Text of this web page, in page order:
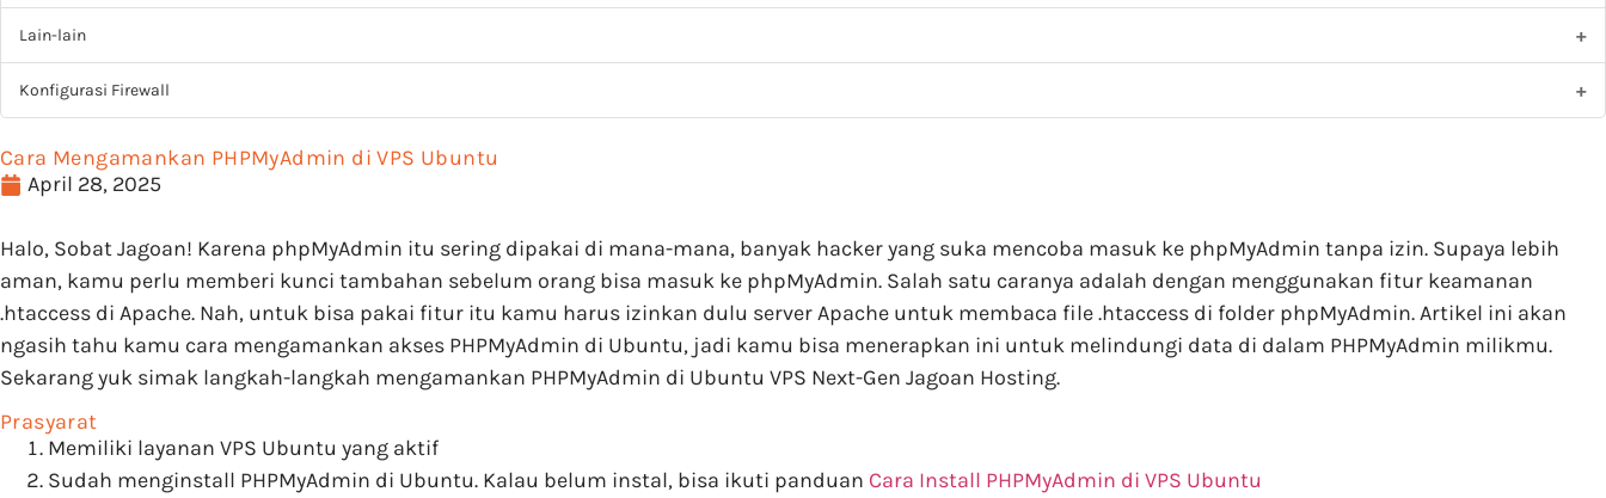
Lain-lain
Konfigurasi Firewall
Cara Mengamankan PHPMyAdmin di VPS Ubuntu
April 28, 2025
Halo, Sobat Jagoan! Karena phpMyAdmin itu sering dipakai di mana-mana, banyak hacker yang suka mencoba masuk ke phpMyAdmin tanpa izin. Supaya lebih
aman, kamu perlu memberi kunci tambahan sebelum orang bisa masuk ke phpMyAdmin. Salah satu caranya adalah dengan menggunakan fitur keamanan
.htaccess di Apache. Nah, untuk bisa pakai fitur itu kamu harus izinkan dulu server Apache untuk membaca file .htaccess di folder phpMyAdmin. Artikel ini akan
ngasih tahu kamu cara mengamankan akses PHPMyAdmin di Ubuntu, jadi kamu bisa menerapkan ini untuk melindungi data di dalam PHPMyAdmin milikmu.
Sekarang yuk simak langkah-langkah mengamankan PHPMyAdmin di Ubuntu VPS Next-Gen Jagoan Hosting.
Prasyarat
Memiliki layanan VPS Ubuntu yang aktif
Sudah menginstall PHPMyAdmin di Ubuntu. Kalau belum instal, bisa ikuti panduan Cara Install PHPMyAdmin di VPS Ubuntu